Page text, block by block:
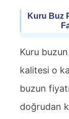
Kuru Buz
Kuru
kalitesi o
buzun
doğrudan